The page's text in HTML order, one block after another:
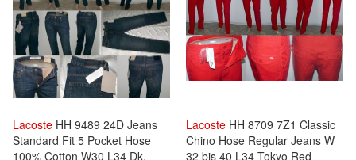
Lacoste HH 9489 24D Jeans
Standard Fit 5 Pocket Hose
100% Cotton W30 L34 Dk.
Lacoste HH 8709 7Z1 Classic
Chino Hose Regular Jeans W
32 bis 40 L34 Tokyo Red